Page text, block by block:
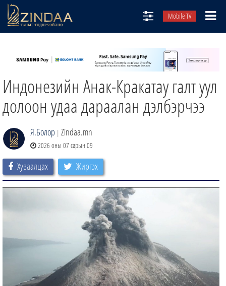
Mobile TV
ТВ8
ӨГЛӨӨНИЙ СОНИН
АУДИО ЗОХИОЛ
ЗИНДАА СЭТГҮҮЛ
Индонезийн Анак-Кракатау галт уул
долоон удаа дараалан дэлбэрчээ
Я.Болор | Zindaa.mn
2026 оны 07 сарын 09
Хуваалцах Жиргэх